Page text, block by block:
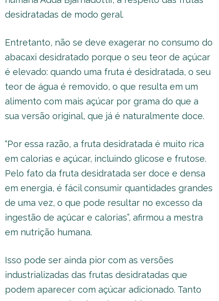
desidratadas de modo geral.
Entretanto, não se deve exagerar no consumo do
abacaxi desidratado porque o seu teor de açúcar
é elevado: quando uma fruta é desidratada, o seu
teor de água é removido, o que resulta em um
alimento com mais açúcar por grama do que a
sua versão original, que já é naturalmente doce.
“Por essa razão, a fruta desidratada é muito rica
em calorias e açúcar, incluindo glicose e frutose.
Pelo fato da fruta desidratada ser doce e densa
em energia, é fácil consumir quantidades grandes
de uma vez, o que pode resultar no excesso da
ingestão de açúcar e calorias”, afirmou a mestra
em nutrição humana.
Isso pode ser ainda pior com as versões
industrializadas das frutas desidratadas que
podem aparecer com açúcar adicionado. Tanto